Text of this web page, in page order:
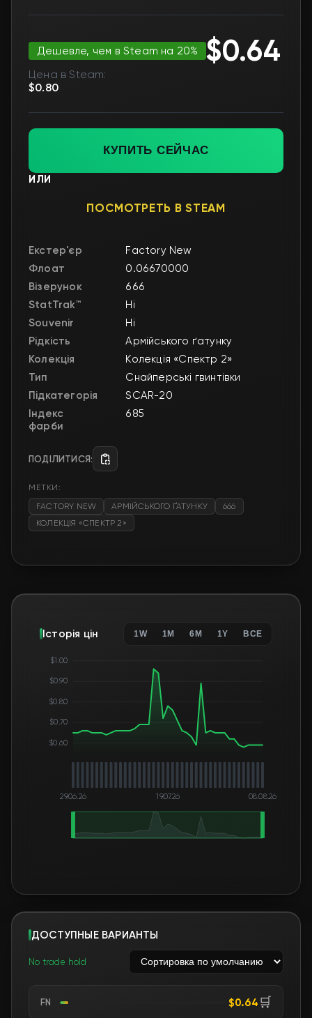
Дешевле, чем в Steam на 20% $0.64
Цена в Steam:
$0.80
КУПИТЬ СЕЙЧАС
ИЛИ
ПОСМОТРЕТЬ В STEAM
Екстер'єр
Factory New
Флоат
0.06670000
Візерунок
666
StatTrak™
Ні
Souvenir
Ні
Рідкість
Армійського ґатунку
Колекція
Колекція «Спектр 2»
Тип
Снайперські гвинтівки
Підкатегорія
SCAR-20
Індекс
фарби
685
ПОДІЛИТИСЯ:
МЕТКИ:
FACTORY NEW
АРМІЙСЬКОГО ҐАТУНКУ
666
КОЛЕКЦІЯ «СПЕКТР 2»
Історія цін 1W 1M 6M 1Y ВСЕ
$0.60
$0.70
$0.80
$0.90
$1.00
29.06.26 19.07.26 08.08.26
ДОСТУПНЫЕ ВАРИАНТЫ
No trade hold
FN $0.64 🛒